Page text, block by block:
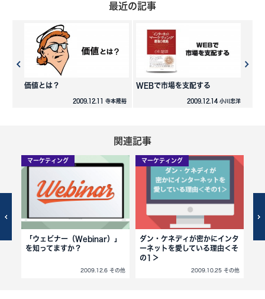
最近の記事
価値とは？
2009.12.11 寺本隆裕
WEBで市場を支配する
2009.12.14 小川忠洋
関連記事
マーケティング
「ウェビナー（Webinar）」
を知ってますか？
2009.12.6 その他
マーケティング
ダン・ケネディが密かにインタ
ーネットを愛している理由＜そ
の1＞
2009.10.25 その他